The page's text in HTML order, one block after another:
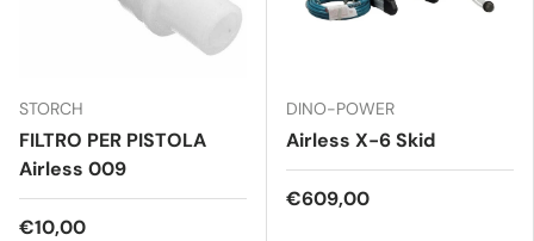
STORCH
FILTRO PER PISTOLA
Airless 009
€10,00
DINO-POWER
Airless X-6 Skid
€609,00